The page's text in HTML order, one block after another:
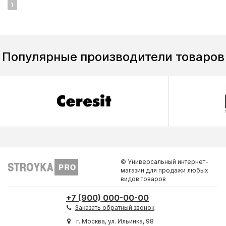
1
Популярные производители товаров
© Универсальный интернет-
магазин для продажи любых
видов товаров
+7 (900) 000-00-00
Заказать обратный звонок
г. Москва, ул. Ильинка, 98